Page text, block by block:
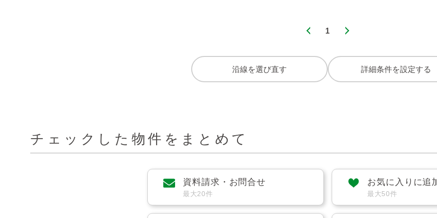
1
沿線を選び直す 詳細条件を設定する
チェックした物件をまとめて
資料請求・お問合せ
最大20件
お気に入りに追
最大50件